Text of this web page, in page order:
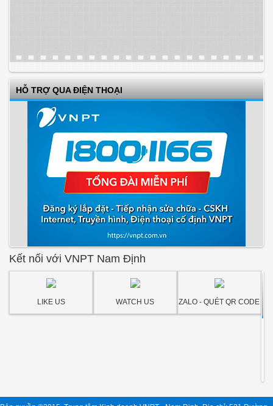
HỖ TRỢ QUA ĐIỆN THOẠI
Kết nối với VNPT Nam Định
LIKE US WATCH US ZALO - QUÉT QR CODE